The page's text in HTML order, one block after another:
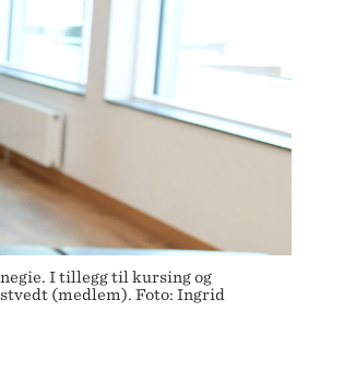
I tillegg til kursing og
(medlem). Foto: Ingrid